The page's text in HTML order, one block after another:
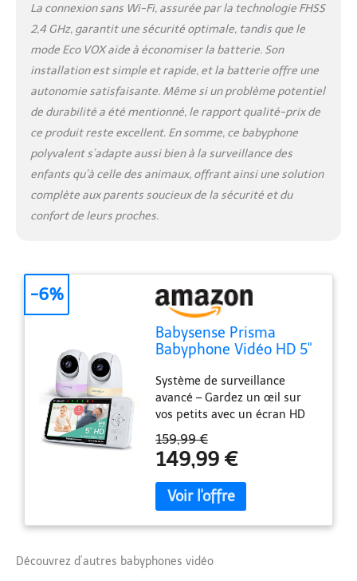
pratique pour l'équipement
de votre bébé
La connexion sans Wi-Fi, assurée par la technologie FHSS
2,4 GHz, garantit une sécurité optimale, tandis que le
mode Eco VOX aide à économiser la batterie. Son
installation est simple et rapide, et la batterie offre une
autonomie satisfaisante. Même si un problème potentiel
de durabilité a été mentionné, le rapport qualité-prix de
ce produit reste excellent. En somme, ce babyphone
polyvalent s’adapte aussi bien à la surveillance des
enfants qu’à celle des animaux, offrant ainsi une solution
complète aux parents soucieux de la sécurité et du
confort de leurs proches.
Babysense Prisma
Babyphone Vidéo HD 5"
Audio, Veilleuse 6
Couleurs, Écran Partagé,
Machine de Son pour
Bébé avec Bruit Blanc
et Berceuses, Connexion
sans Wi-FI Sécurisée
Système de surveillance
avancé – Gardez un œil sur
vos petits avec un écran HD
720p de 5 pouces et une
fonction d'écran partagé, qui
permet une visualisation
simultanée avec 2 caméras
PTZ de haute qualité. Parfait
pour les incontournables de
votre liste d'équipements
personnalisable et sons
159,99 €
149,99 €
-6%
Découvrez d’autres babyphones vidéo